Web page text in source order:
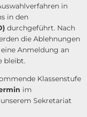
in
in den
durchgeführt. Nach
die Ablehnungen
Anmeldung an
bleibt.
Klassenstufe
im
Sekretariat